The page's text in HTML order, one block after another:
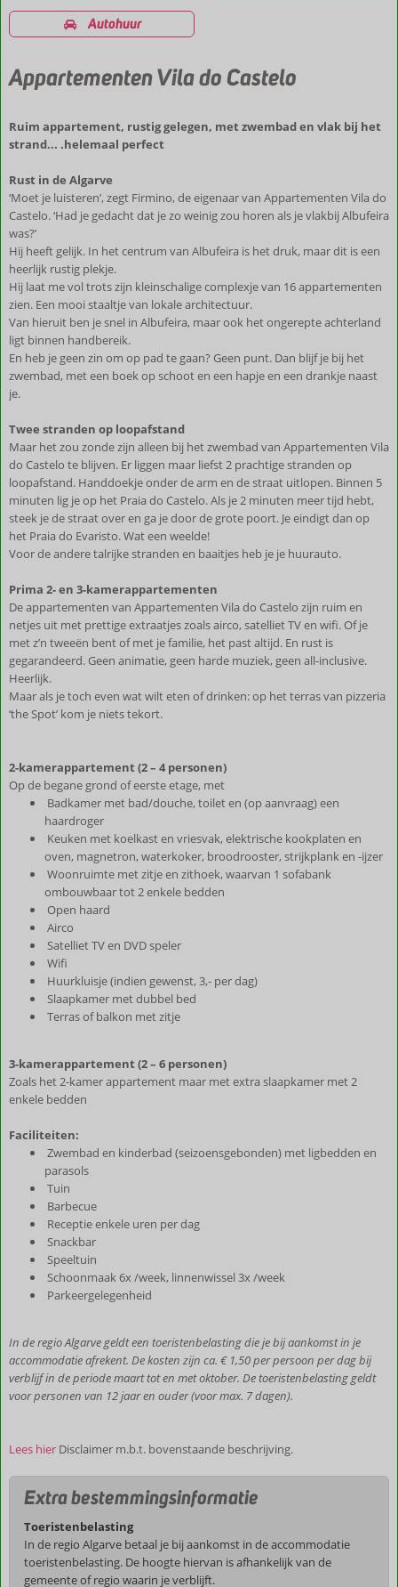
Autohuur
Appartementen Vila do Castelo
Ruim appartement, rustig gelegen, met zwembad en vlak bij het
strand... .helemaal perfect
Rust in de Algarve
‘Moet je luisteren’, zegt Firmino, de eigenaar van Appartementen Vila do
Castelo. ‘Had je gedacht dat je zo weinig zou horen als je vlakbij Albufeira
was?’
Hij heeft gelijk. In het centrum van Albufeira is het druk, maar dit is een
heerlijk rustig plekje.
Hij laat me vol trots zijn kleinschalige complexje van 16 appartementen
zien. Een mooi staaltje van lokale architectuur.
Van hieruit ben je snel in Albufeira, maar ook het ongerepte achterland
ligt binnen handbereik.
En heb je geen zin om op pad te gaan? Geen punt. Dan blijf je bij het
zwembad, met een boek op schoot en een hapje en een drankje naast
je.
Twee stranden op loopafstand
Maar het zou zonde zijn alleen bij het zwembad van Appartementen Vila
do Castelo te blijven. Er liggen maar liefst 2 prachtige stranden op
loopafstand. Handdoekje onder de arm en de straat uitlopen. Binnen 5
minuten lig je op het Praia do Castelo. Als je 2 minuten meer tijd hebt,
steek je de straat over en ga je door de grote poort. Je eindigt dan op
het Praia do Evaristo. Wat een weelde!
Voor de andere talrijke stranden en baaitjes heb je je huurauto.
Prima 2- en 3-kamerappartementen
De appartementen van Appartementen Vila do Castelo zijn ruim en
netjes uit met prettige extraatjes zoals airco, satelliet TV en wifi. Of je
met z’n tweeën bent of met je familie, het past altijd. En rust is
gegarandeerd. Geen animatie, geen harde muziek, geen all-inclusive.
Heerlijk.
Maar als je toch even wat wilt eten of drinken: op het terras van pizzeria
‘the Spot’ kom je niets tekort.
2-kamerappartement (2 – 4 personen)
Op de begane grond of eerste etage, met
Badkamer met bad/douche, toilet en (op aanvraag) een
haardroger
Keuken met koelkast en vriesvak, elektrische kookplaten en
oven, magnetron, waterkoker, broodrooster, strijkplank en -ijzer
Woonruimte met zitje en zithoek, waarvan 1 sofabank
ombouwbaar tot 2 enkele bedden
Open haard
Airco
Satelliet TV en DVD speler
Wifi
Huurkluisje (indien gewenst, 3,- per dag)
Slaapkamer met dubbel bed
Terras of balkon met zitje
3-kamerappartement (2 – 6 personen)
Zoals het 2-kamer appartement maar met extra slaapkamer met 2
enkele bedden
Faciliteiten:
Zwembad en kinderbad (seizoensgebonden) met ligbedden en
parasols
Tuin
Barbecue
Receptie enkele uren per dag
Snackbar
Speeltuin
Schoonmaak 6x /week, linnenwissel 3x /week
Parkeergelegenheid
In de regio Algarve geldt een toeristenbelasting die je bij aankomst in je
accommodatie afrekent. De kosten zijn ca. € 1,50 per persoon per dag bij
verblijf in de periode maart tot en met oktober. De toeristenbelasting geldt
voor personen van 12 jaar en ouder (voor max. 7 dagen).
Lees hier Disclaimer m.b.t. bovenstaande beschrijving.
Extra bestemmingsinformatie
Toeristenbelasting
In de regio Algarve betaal je bij aankomst in de accommodatie
toeristenbelasting. De hoogte hiervan is afhankelijk van de
gemeente of regio waarin je verblijft.